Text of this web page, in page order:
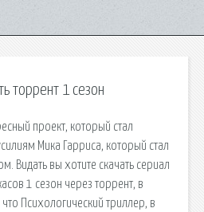
торрент 1 сезон
проект, который стал
Мика Гарриса, который стал
Видать вы хотите скачать сериал
1 сезон через торрент, в
Психологический триллер, в